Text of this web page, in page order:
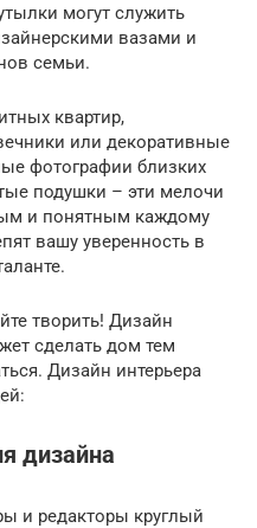
могут служить
вазами и
семьи.
квартир,
или декоративные
фотографии близких
подушки – эти мелочи
и понятным каждому
вашу уверенность в
творить! Дизайн
сделать дом тем
Дизайн интерьера
дизайна
и редакторы круглый